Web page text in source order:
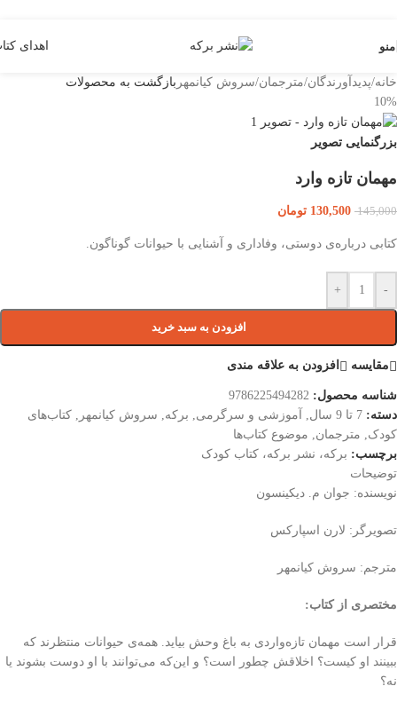
منو اهدای
خانه/پدیدآورندگان/مترجمان/سروش کیانمهر بازگشت به محصولات
10%
بزرگنمایی تصویر
مهمان تازه وارد
145,000
130,500 تومان
کتابی درباره‌ی دوستی، وفاداری و آشنایی با حیوانات گوناگون.
-
+
افزودن به سبد خرید
مقایسه افزودن به علاقه مندی
شناسه محصول: 9786225494282
دسته: 7 تا 9 سال آموزشی و سرگرمی برکه سروش کیانمهر
کتاب‌های
کودک
مترجمان
موضوع کتاب‌ها
برچسب: برکه، نشر برکه، کتاب کودک
توضیحات
نویسنده: جوان م. دیکینسون
تصویرگر: لارن اسپارکس
مترجم: سروش کیانمهر
مختصری از کتاب:
قرار است مهمان تازه‌واردی به باغ وحش بیاید. همه‌ی حیوانات منتظرند که
ببینند او کیست؟ اخلاقش چطور است؟ و این‌که می‌توانند با او دوست بشوند یا
نه؟